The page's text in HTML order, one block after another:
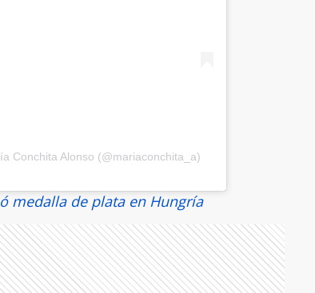
Conchita Alonso (@mariaconchita_a)
medalla de plata en Hungría